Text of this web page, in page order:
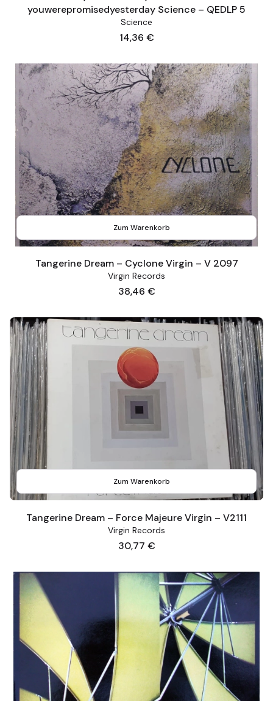
youwerepromisedyesterday Science ‎– QEDLP 5
Science
Preis
14,36 €
Zum Warenkorb
Tangerine Dream – Cyclone Virgin – V 2097
Virgin Records
Preis
38,46 €
Zum Warenkorb
Tangerine Dream – Force Majeure Virgin – V2111
Virgin Records
Preis
30,77 €